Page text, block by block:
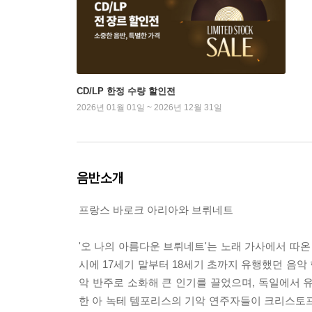
CD/LP 한정 수량 할인전
2026년 01월 01일 ~ 2026년 12월 31일
음반소개
프랑스 바로크 아리아와 브뤼네트
'오 나의 아름다운 브뤼네트'는 노래 가사에서 따
시에 17세기 말부터 18세기 초까지 유행했던 음
악 반주로 소화해 큰 인기를 끌었으며, 독일에서
한 아 녹테 템포리스의 기악 연주자들이 크리스